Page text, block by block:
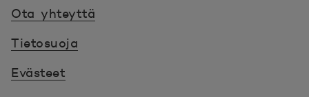
Ota yhteyttä
Tietosuoja
Evästeet